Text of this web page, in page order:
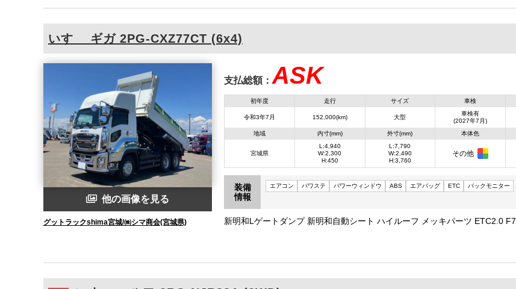
いすゞ ギガ 2PG-CXZ77CT (6x4)
他の画像を見る
グットラックshima宮城/㈱シマ商会(宮城県)
支払総額： ASK
初年度
令和3年7月
走行
152,000(km)
サイズ
大型
車検
車検有
(2027年7月)
地域
宮城県
内寸(mm)
L:4,940
W:2,300
H:450
外寸(mm)
L:7,790
W:2,490
H:3,760
本体色
その他
装備
情報
エアコン パワステ パワーウィンドウ ABS エアバッグ ETC バックモニター
新明和Lゲートダンプ 新明和自動シート ハイルーフ メッキパーツ ETC2.0 F7